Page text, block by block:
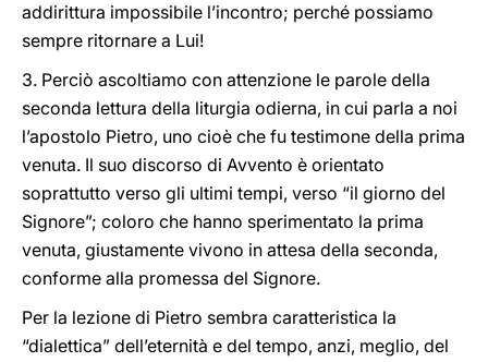
addirittura impossibile l’incontro; perché possiamo
sempre ritornare a Lui!
3. Perciò ascoltiamo con attenzione le parole della
seconda lettura della liturgia odierna, in cui parla a noi
l’apostolo Pietro, uno cioè che fu testimone della prima
venuta. Il suo discorso di Avvento è orientato
soprattutto verso gli ultimi tempi, verso “il giorno del
Signore”; coloro che hanno sperimentato la prima
venuta, giustamente vivono in attesa della seconda,
conforme alla promessa del Signore.
Per la lezione di Pietro sembra caratteristica la
“dialettica” dell’eternità e del tempo, anzi, meglio, del